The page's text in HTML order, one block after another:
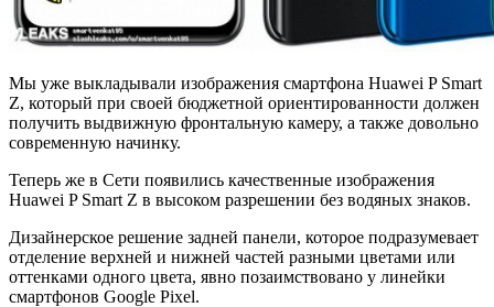
Мы уже выкладывали изображения смартфона Huawei P Smart
Z, который при своей бюджетной ориентированности должен
получить выдвижную фронтальную камеру, а также довольно
современную начинку.
Теперь же в Сети появились качественные изображения
Huawei P Smart Z в высоком разрешении без водяных знаков.
Дизайнерское решение задней панели, которое подразумевает
отделение верхней и нижней частей разными цветами или
оттенками одного цвета, явно позаимствовано у линейки
смартфонов Google Pixel.